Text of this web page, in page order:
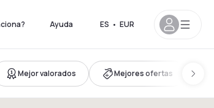
Ayuda ES • EUR
Mejor valorados Mejores ofertas